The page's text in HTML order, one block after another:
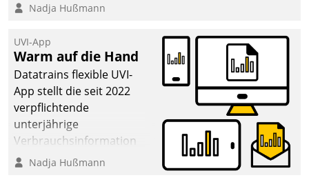
Nadja Hußmann
UVI-App
Warm auf die Hand
Datatrains flexible UVI-
App stellt die seit 2022
verpflichtende
unterjährige
Verbrauchsinformation
schnell, zuverlässig und
Nadja Hußmann